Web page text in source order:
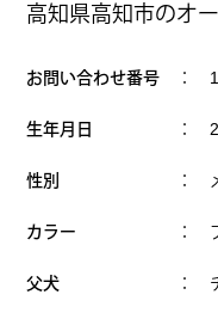
高知県高知市のオ
お問い合わせ番号 ：
生年月日 ：
性別 ：
カラー ：
父犬 ：